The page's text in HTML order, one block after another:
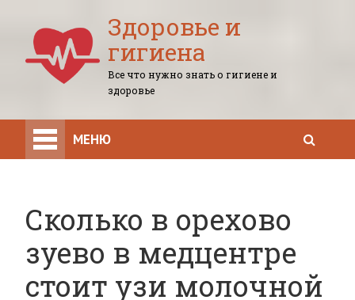
Здоровье и
гигиена
Все что нужно знать о гигиене и
здоровье
МЕНЮ
Сколько в орехово
зуево в медцентре
стоит узи молочной